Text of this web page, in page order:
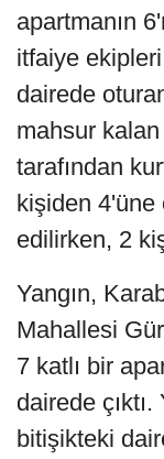
apartmanın
itfaiye
dairede
mahsur
tarafından
kişiden 4'üne
edilirken, 2
Yangın,
Mahallesi
7 katlı bir
dairede
bitişikteki